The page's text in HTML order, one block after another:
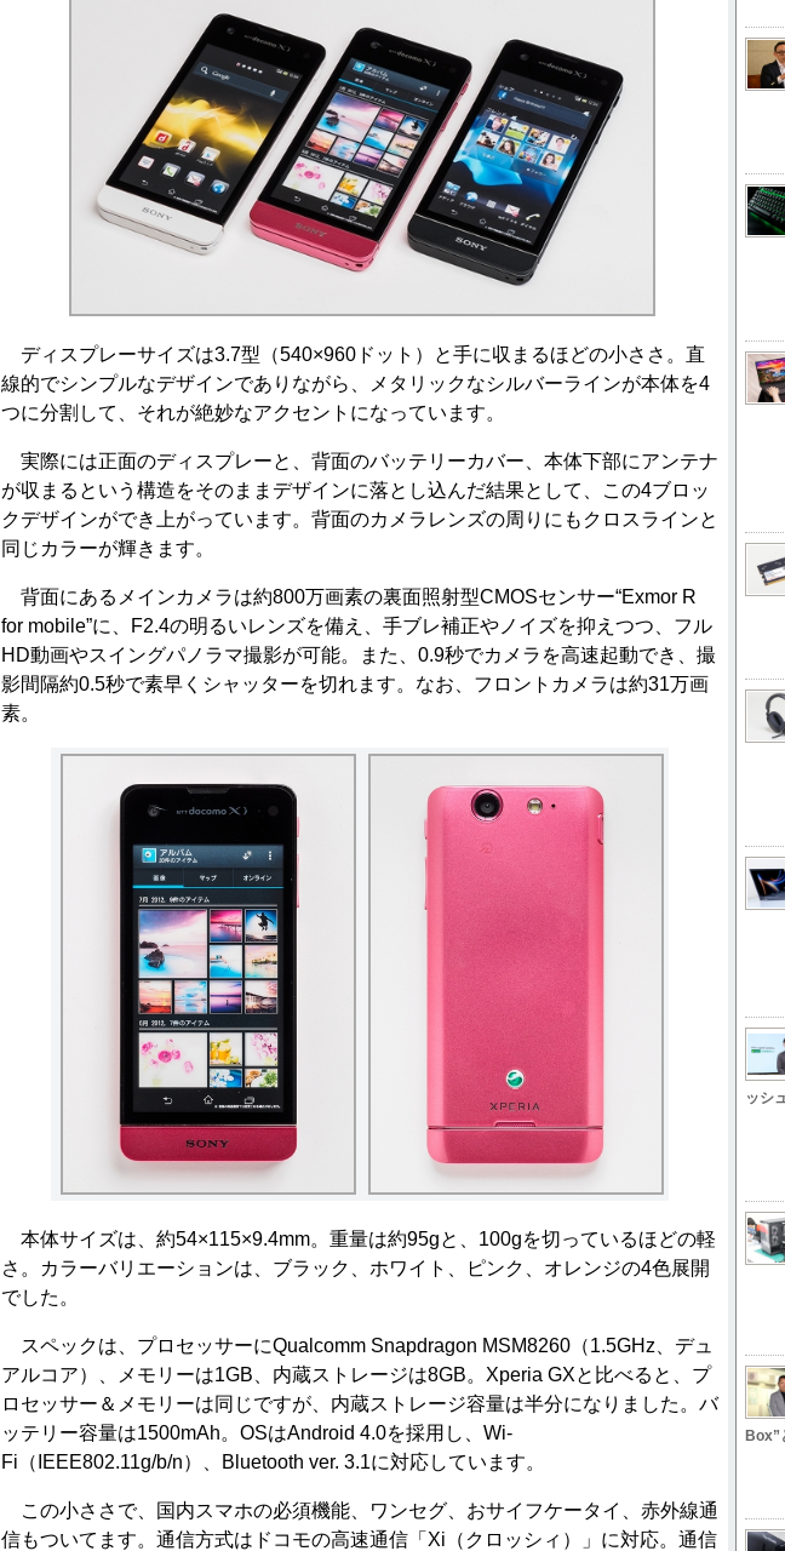
ディスプレーサイズは3.7型（540×960ドット）と手に収まるほどの小ささ。直
線的でシンプルなデザインでありながら、メタリックなシルバーラインが本体を4
つに分割して、それが絶妙なアクセントになっています。
実際には正面のディスプレーと、背面のバッテリーカバー、本体下部にアンテナ
が収まるという構造をそのままデザインに落とし込んだ結果として、この4ブロッ
クデザインができ上がっています。背面のカメラレンズの周りにもクロスラインと
同じカラーが輝きます。
背面にあるメインカメラは約800万画素の裏面照射型CMOSセンサー“Exmor R
for mobile”に、F2.4の明るいレンズを備え、手ブレ補正やノイズを抑えつつ、フル
HD動画やスイングパノラマ撮影が可能。また、0.9秒でカメラを高速起動でき、撮
影間隔約0.5秒で素早くシャッターを切れます。なお、フロントカメラは約31万画
素。
本体サイズは、約54×115×9.4mm。重量は約95gと、100gを切っているほどの軽
さ。カラーバリエーションは、ブラック、ホワイト、ピンク、オレンジの4色展開
でした。
スペックは、プロセッサーにQualcomm Snapdragon MSM8260（1.5GHz、デュ
アルコア）、メモリーは1GB、内蔵ストレージは8GB。Xperia GXと比べると、プ
ロセッサー＆メモリーは同じですが、内蔵ストレージ容量は半分になりました。バ
ッテリー容量は1500mAh。OSはAndroid 4.0を採用し、Wi-
Fi（IEEE802.11g/b/n）、Bluetooth ver. 3.1に対応しています。
この小ささで、国内スマホの必須機能、ワンセグ、おサイフケータイ、赤外線通
信もついてます。通信方式はドコモの高速通信「Xi（クロッシィ）」に対応。通信
ッシ
Box”